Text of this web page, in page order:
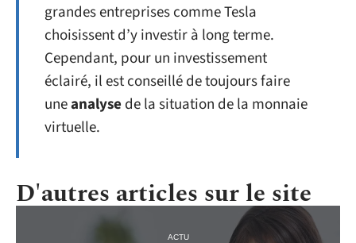
grandes entreprises comme Tesla
choisissent d’y investir à long terme.
Cependant, pour un investissement
éclairé, il est conseillé de toujours faire
uneanalyse de la situation de la monnaie
virtuelle.
D'autres articles sur le site
ACTU